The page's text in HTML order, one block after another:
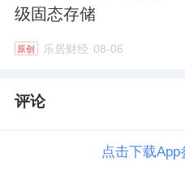
级固态存储
原创 乐居财经 08-06
评论
点击下载